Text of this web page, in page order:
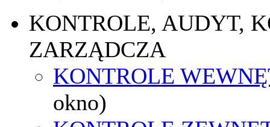
KONTROLE, AUDYT,
ZARZĄDCZA
KONTROLE
okno)